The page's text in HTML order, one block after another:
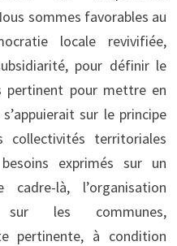
sommes favorables au
locale revivifiée,
pour définir le
pertinent pour mettre en
sur le principe
collectivités territoriales
exprimés sur un
là, l’organisation
sur les communes,
pertinente, à condition